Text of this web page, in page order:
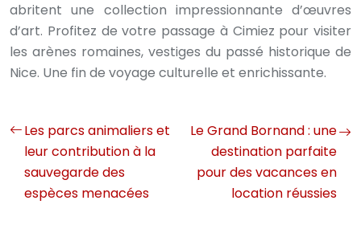
abritent une collection impressionnante d’œuvres
d’art. Profitez de votre passage à Cimiez pour visiter
les arènes romaines, vestiges du passé historique de
Nice. Une fin de voyage culturelle et enrichissante.
Les parcs animaliers et
leur contribution à la
sauvegarde des
espèces menacées
Le Grand Bornand : une
destination parfaite
pour des vacances en
location réussies